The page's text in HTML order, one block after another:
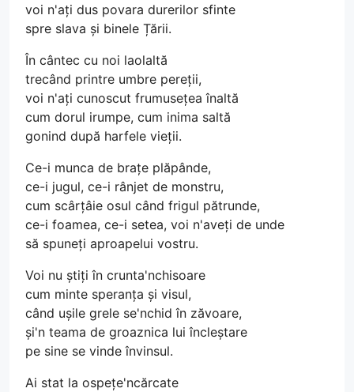
voi n'ați dus povara durerilor sfinte
spre slava și binele Țării.
În cântec cu noi laolaltă
trecând printre umbre pereții,
voi n'ați cunoscut frumusețea înaltă
cum dorul irumpe, cum inima saltă
gonind după harfele vieții.
Ce-i munca de brațe plăpânde,
ce-i jugul, ce-i rânjet de monstru,
cum scârțâie osul când frigul pătrunde,
ce-i foamea, ce-i setea, voi n'aveți de unde
să spuneți aproapelui vostru.
Voi nu știți în crunta'nchisoare
cum minte speranța și visul,
când ușile grele se'nchid în zăvoare,
și'n teama de groaznica lui încleștare
pe sine se vinde învinsul.
Ai stat la ospețe'ncărcate